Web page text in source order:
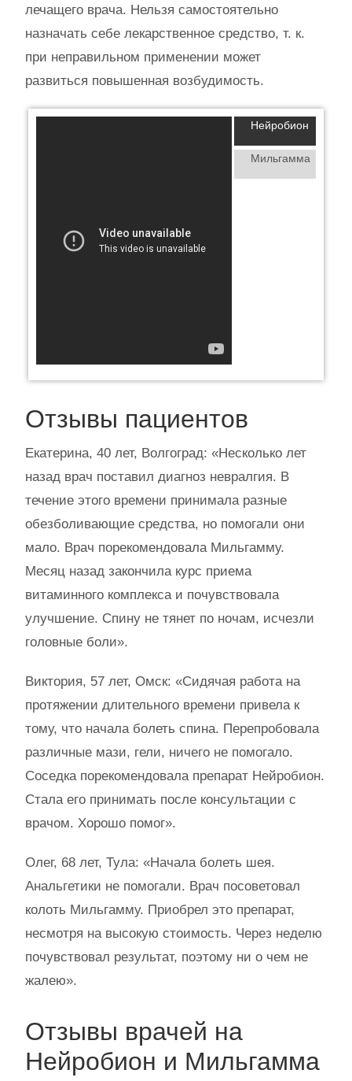
лечащего врача. Нельзя самостоятельно
назначать себе лекарственное средство, т. к.
при неправильном применении может
развиться повышенная возбудимость.
Нейробион
Мильгамма
Отзывы пациентов
Екатерина, 40 лет, Волгоград: «Несколько лет
назад врач поставил диагноз невралгия. В
течение этого времени принимала разные
обезболивающие средства, но помогали они
мало. Врач порекомендовала Мильгамму.
Месяц назад закончила курс приема
витаминного комплекса и почувствовала
улучшение. Спину не тянет по ночам, исчезли
головные боли».
Виктория, 57 лет, Омск: «Сидячая работа на
протяжении длительного времени привела к
тому, что начала болеть спина. Перепробовала
различные мази, гели, ничего не помогало.
Соседка порекомендовала препарат Нейробион.
Стала его принимать после консультации с
врачом. Хорошо помог».
Олег, 68 лет, Тула: «Начала болеть шея.
Анальгетики не помогали. Врач посоветовал
колоть Мильгамму. Приобрел это препарат,
несмотря на высокую стоимость. Через неделю
почувствовал результат, поэтому ни о чем не
жалею».
Отзывы врачей на
Нейробион и Мильгамма